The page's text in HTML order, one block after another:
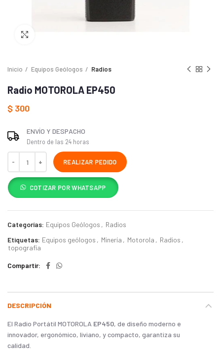
Inicio Equipos Geólogos Radios
Radio MOTOROLA EP450
$ 300
ENVÍO Y DESPACHO
Dentro de las 24 horas
REALIZAR PEDIDO
COTIZAR POR WHATSAPP
Categorías: Equipos Geólogos , Radios
Etiquetas: Equipos geólogos , Minería , Motorola , Radios ,
topografía
Compartir
DESCRIPCIÓN
El Radio Portátil MOTOROLA EP450, de diseño moderno e
innovador, ergonómico, liviano, y compacto, garantiza su
calidad.